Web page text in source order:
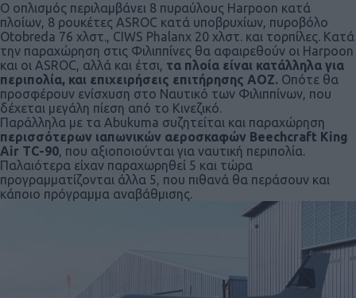
Ο οπλισμός περιλαμβάνει 8 πυραύλους Harpoon κατά
πλοίων, 8 ρουκέτες ASROC κατά υποβρυχίων, πυροβόλο
Otobreda 76 χλστ., CIWS Phalanx 20 χλστ. και τορπίλες. Κατά
την παραχώρηση στις Φιλιππίνες θα αφαιρεθούν οι Harpoon
και οι ASROC, αλλά και έτσι, τα πλοία είναι κατάλληλα για
περιπολία, και επιχειρήσεις επιτήρησης ΑΟΖ. Οπότε θα
προσφέρουν ενίσχυση στο Ναυτικό των Φιλιππίνων, που
δέχεται μεγάλη πίεση από το Κινεζικό.
Παράλληλα με τα Abukuma συζητείται και παραχώρηση
περισσότερων ιαπωνικών αεροσκαφών Beechcraft King
Air TC-90, που αξιοποιούνται για ναυτική περιπολία.
Παλαιότερα είχαν παραχωρηθεί 5 και τώρα
προγραμματίζονται άλλα 5, που πιθανά θα περάσουν και
κάποιo πρόγραμμα αναβάθμισης.